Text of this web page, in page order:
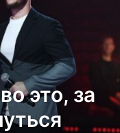
это, за